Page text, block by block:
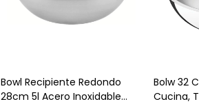
Bowl Recipiente Redondo
28cm 5l Acero Inoxidable
Bolw 32
Cucina,